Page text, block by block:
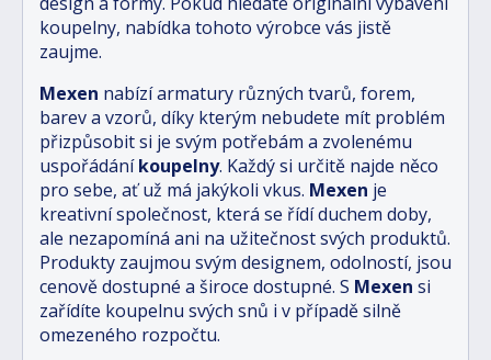
koupelny, nabídka tohoto výrobce vás jistě
zaujme.
Mexen nabízí armatury různých tvarů, forem,
barev a vzorů, díky kterým nebudete mít problém
přizpůsobit si je svým potřebám a zvolenému
uspořádání koupelny. Každý si určitě najde něco
pro sebe, ať už má jakýkoli vkus. Mexen je
kreativní společnost, která se řídí duchem doby,
ale nezapomíná ani na užitečnost svých produktů.
Produkty zaujmou svým designem, odolností, jsou
cenově dostupné a široce dostupné. S Mexen si
zařídíte koupelnu svých snů i v případě silně
omezeného rozpočtu.